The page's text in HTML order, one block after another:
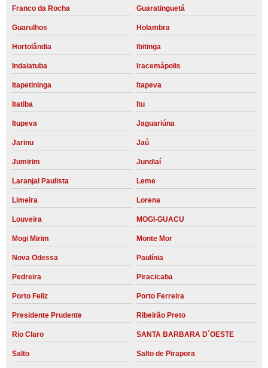
Franco da Rocha Guaratinguetá
Guarulhos Holambra
Hortolândia Ibitinga
Indaiatuba Iracemápolis
Itapetininga Itapeva
Itatiba Itu
Itupeva Jaguariúna
Jarinu Jaú
Jumirim Jundiaí
Laranjal Paulista Leme
Limeira Lorena
Louveira MOGI-GUACU
Mogi Mirim Monte Mor
Nova Odessa Paulínia
Pedreira Piracicaba
Porto Feliz Porto Ferreira
Presidente Prudente Ribeirão Preto
Rio Claro SANTA BARBARA D´OESTE
Salto Salto de Pirapora